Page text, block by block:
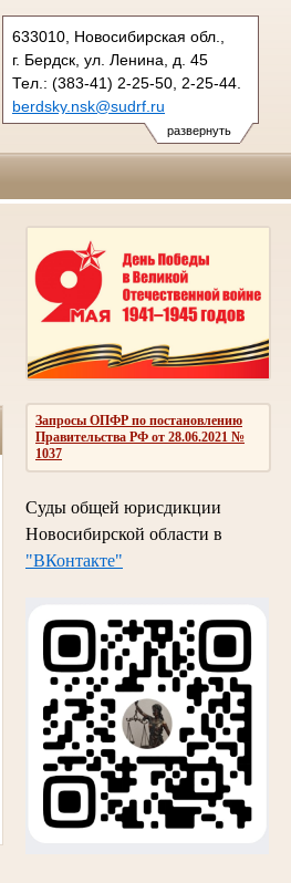
развернуть
633010, Новосибирская обл.,
г. Бердск, ул. Ленина, д. 45
Тел.: (383-41) 2-25-50, 2-25-44.
berdsky.nsk@sudrf.ru
Запросы ОПФР по постановлению
Правительства РФ от 28.06.2021 №
1037
Суды общей юрисдикции
Новосибирской области в
"ВКонтакте"